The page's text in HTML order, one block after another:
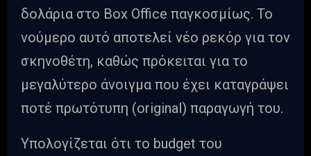
δολάρια στο Box Office παγκοσμίως. Το
νούμερο αυτό αποτελεί νέο ρεκόρ για τον
σκηνοθέτη, καθώς πρόκειται για το
μεγαλύτερο άνοιγμα που έχει καταγράψει
ποτέ πρωτότυπη (original) παραγωγή του.
Υπολογίζεται ότι το budget του